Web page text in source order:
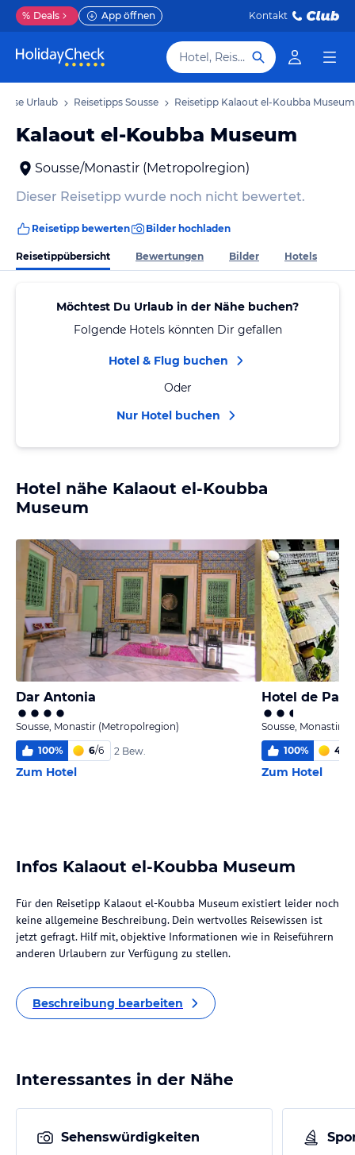
% Deals App öffnen Kontakt
Hotel, Reiseziel
Urlaub Reisetipps Sousse Reisetipp Kalaout el-Koubba Museum
Kalaout el-Koubba Museum
Sousse/Monastir (Metropolregion)
Dieser Reisetipp wurde noch nicht bewertet.
Reisetipp bewerten Bilder hochladen
Reisetippübersicht Bewertungen Bilder Hotels
Möchtest Du Urlaub in der Nähe buchen?
Folgende Hotels könnten Dir gefallen
Hotel & Flug buchen
Oder
Nur Hotel buchen
Hotel nähe Kalaout el-Koubba
Museum
Dar Antonia
Sousse, Monastir (Metropolregion)
100% 6/6 2 Bew.
Zum Hotel
Hotel de Paris
Sousse, Monastir
100% 4,3
Zum Hotel
Infos Kalaout el-Koubba Museum
Für den Reisetipp Kalaout el-Koubba Museum existiert leider noch
keine allgemeine Beschreibung. Dein wertvolles Reisewissen ist
jetzt gefragt. Hilf mit, objektive Informationen wie in Reiseführern
anderen Urlaubern zur Verfügung zu stellen.
Beschreibung bearbeiten
Interessantes in der Nähe
Sehenswürdigkeiten